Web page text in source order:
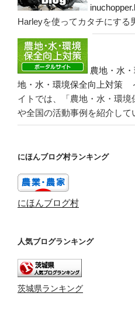
Harleyを使ってカタチにする
農地・水
地・水・環境保全向上対策
イトでは、「農地・水・環
や全国の活動事例を紹介して
にほんブログ村ランキング
にほんブログ村
人気ブログランキング
茨城県ランキング